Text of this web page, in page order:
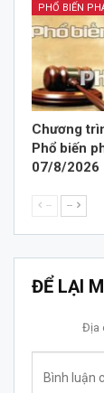
PHỔ BIẾN
Chương
Phổ biến
07/8/2026
-- --
ĐỂ LẠI
Địa